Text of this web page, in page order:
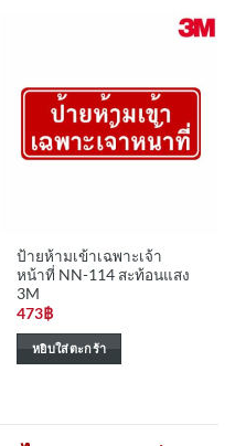
ป้ายห้ามเข้าเฉพาะเจ้า
หน้าที่ NN-114 สะท้อนแสง
3M
473฿
หยิบใส่ตะกร้า